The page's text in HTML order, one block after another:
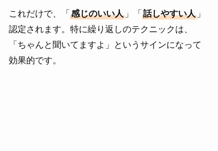
これだけで、「 感じのいい人」「 話しやすい人」
認定されます。特に繰り返しのテクニックは、
「ちゃんと聞いてますよ」というサインになって
効果的です。